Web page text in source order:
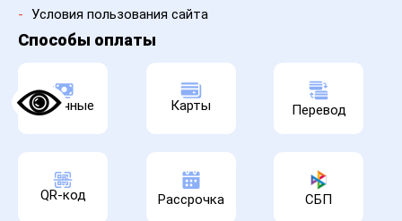
- Условия пользования сайта
Способы оплаты
Наличные Карты Перевод
QR-код Рассрочка СБП